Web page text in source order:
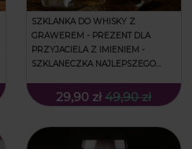
SZKLANKA DO WHISKY Z
GRAWEREM - PREZENT DLA
PRZYJACIELA Z IMIENIEM -
SZKLANECZKA NAJLEPSZEGO
29,90 zł 49,90 zł